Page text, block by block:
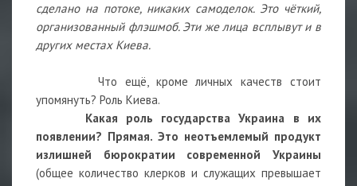
сделано на потоке, никаких самоделок. Это чёткий,
организованный флэшмоб. Эти же лица всплывут и в
других местах Киева.
Что ещё, кроме личных качеств стоит
упомянуть? Роль Киева.
Какая роль государства Украина в их
появлении? Прямая. Это неотъемлемый продукт
излишней бюрократии современной Украины
(общее количество клерков и служащих превышает